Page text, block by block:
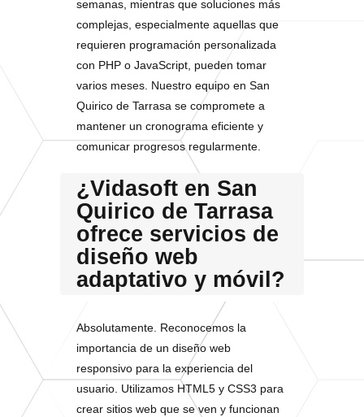
semanas, mientras que soluciones más
complejas, especialmente aquellas que
requieren programación personalizada
con PHP o JavaScript, pueden tomar
varios meses. Nuestro equipo en San
Quirico de Tarrasa se compromete a
mantener un cronograma eficiente y
comunicar progresos regularmente.
¿Vidasoft en San
Quirico de Tarrasa
ofrece servicios de
diseño web
adaptativo y móvil?
Absolutamente. Reconocemos la
importancia de un diseño web
responsivo para la experiencia del
usuario. Utilizamos HTML5 y CSS3 para
crear sitios web que se ven y funcionan